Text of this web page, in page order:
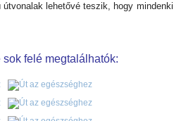
lehetővé teszik, hogy mindenki
felé megtalálhatók: